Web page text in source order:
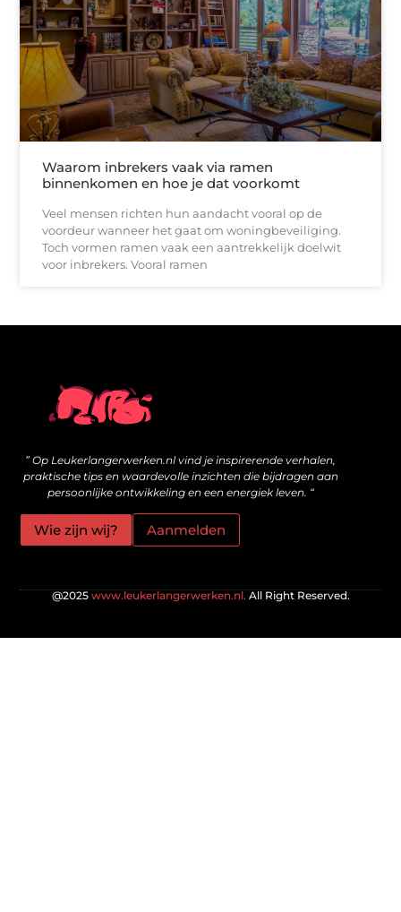
Waarom inbrekers vaak via ramen
binnenkomen en hoe je dat voorkomt
Veel mensen richten hun aandacht vooral op de
voordeur wanneer het gaat om woningbeveiliging.
Toch vormen ramen vaak een aantrekkelijk doelwit
voor inbrekers. Vooral ramen
” Op Leukerlangerwerken.nl vind je inspirerende verhalen,
praktische tips en waardevolle inzichten die bijdragen aan
persoonlijke ontwikkeling en een energiek leven. “
Wie zijn wij? Aanmelden
@2025 www.leukerlangerwerken.nl. All Right Reserved.